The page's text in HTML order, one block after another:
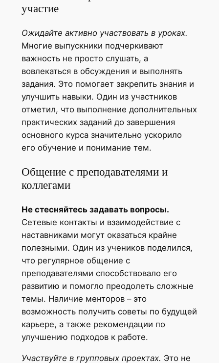
участие
Ожидайте активно участвовать в уроках.
Многие выпускники подчеркивают
важность не просто слушать, а
вовлекаться в обсуждения и выполнять
задания. Это помогает закрепить знания и
улучшить навыки. Один из участников
отметил, что выполнение дополнительных
практических заданий до завершения
основного курса значительно ускорило
его обучение и понимание тем.
Общение с преподавателями и
коллегами
Не стесняйтесь задавать вопросы.
Сетевые контакты и взаимодействие с
наставниками могут оказаться крайне
полезными. Один из учеников поделился,
что регулярное общение с
преподавателями способствовало его
развитию и помогло преодолеть сложные
темы. Наличие менторов – это
возможность получить советы по будущей
карьере, а также рекомендации по
улучшению подходов к работе.
Участвуйте в групповых проектах. Это не